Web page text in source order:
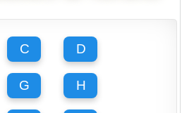
C D
G H